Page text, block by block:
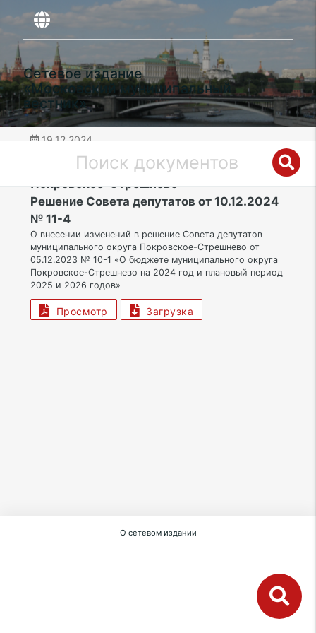
Сетевое издание
«Московский муниципальный
вестник»
19.12.2024
СЗАО | Муниципальный округ
Покровское-Стрешнево
Решение Совета депутатов от 10.12.2024
№ 11-4
О внесении изменений в решение Совета депутатов
муниципального округа Покровское-Стрешнево от
05.12.2023 № 10-1 «О бюджете муниципального округа
Покровское-Стрешнево на 2024 год и плановый период
2025 и 2026 годов»
Просмотр Загрузка
О сетевом издании